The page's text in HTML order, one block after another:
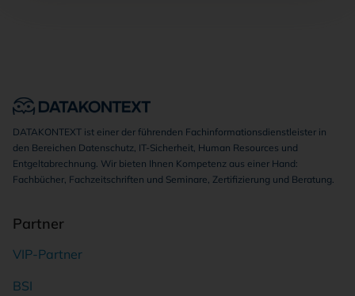
DATAKONTEXT ist einer der führenden Fachinformationsdienstleister in
den Bereichen Datenschutz, IT-Sicherheit, Human Resources und
Entgeltabrechnung. Wir bieten Ihnen Kompetenz aus einer Hand:
Fachbücher, Fachzeitschriften und Seminare, Zertifizierung und Beratung.
Partner
VIP-Partner
BSI